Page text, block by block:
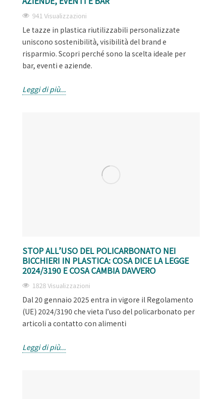
941 Visualizzazioni
Le tazze in plastica riutilizzabili personalizzate
uniscono sostenibilità, visibilità del brand e
risparmio. Scopri perché sono la scelta ideale per
bar, eventi e aziende.
Leggi di più...
STOP ALL’USO DEL POLICARBONATO NEI
BICCHIERI IN PLASTICA: COSA DICE LA LEGGE
2024/3190 E COSA CAMBIA DAVVERO
1828 Visualizzazioni
Dal 20 gennaio 2025 entra in vigore il Regolamento
(UE) 2024/3190 che vieta l’uso del policarbonato per
articoli a contatto con alimenti
Leggi di più...